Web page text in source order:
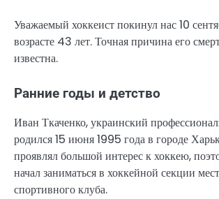
Уважаемый хоккеист покинул нас 10
возрасте 43 лет. Точная причина его
известна.
Ранние годы и детство
Иван Ткаченко, украинский
родился 15 июня 1995 года в городе
проявлял большой интерес к хоккею,
начал заниматься в хоккейной секции
спортивного клуба.